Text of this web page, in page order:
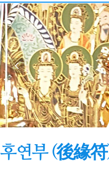
후연부 (後緣